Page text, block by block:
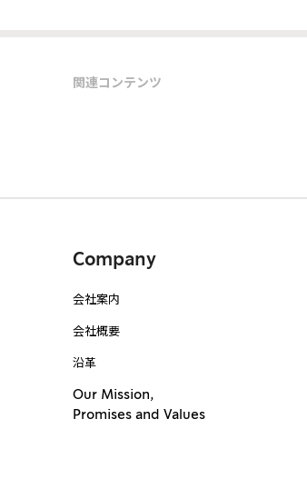
関連コンテンツ
Company
会社案内
会社概要
沿革
Our Mission,
Promises and Values